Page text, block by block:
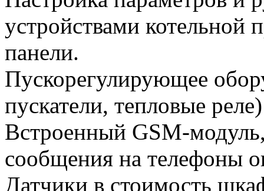
устройствами котельной
панели.
Пускорегулирующее
пускатели, тепловые
Встроенный GSM-
сообщения на телефоны
Датчики в стоимость